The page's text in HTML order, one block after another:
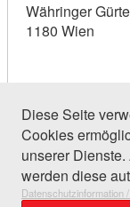
Währinger
1180 Wien
114 Einträge
Diese Seite
Cookies
unserer
werden diese
Datenschutzinformation